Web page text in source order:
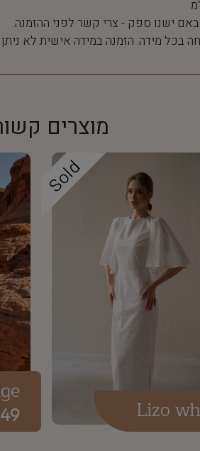
באם ישנו ספק - צרי קשר לפני ההזמנה.
בכל מידה. הזמנה במידה אישית לא
מוצרים
Sold
Lizo